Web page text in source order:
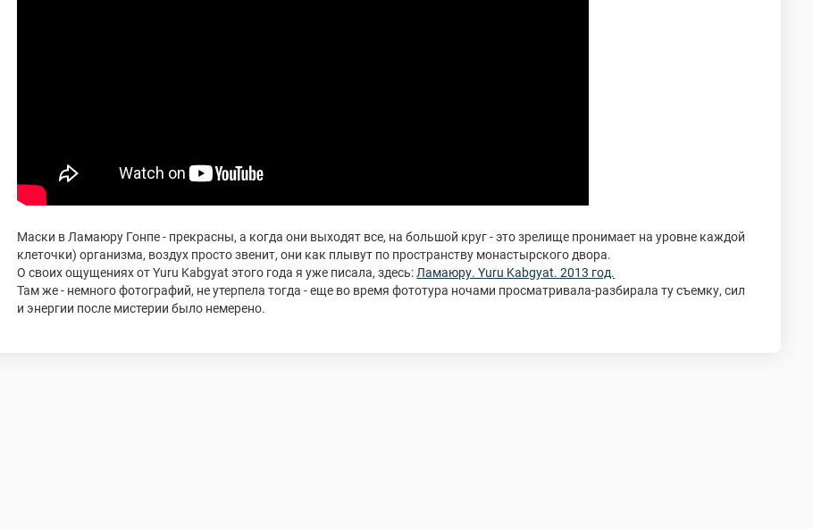
Маски в Ламаюру Гонпе - прекрасны, а когда они выходят все, на большой круг - это зрелище пронимает на уровне каждой
клеточки) организма, воздух просто звенит, они как плывут по пространству монастырского двора.
О своих ощущениях от Yuru Kabgyat этого года я уже писала, здесь: Ламаюру. Yuru Kabgyat. 2013 год.
Там же - немного фотографий, не утерпела тогда - еще во время фототура ночами просматривала-разбирала ту съемку, сил
и энергии после мистерии было немерено.